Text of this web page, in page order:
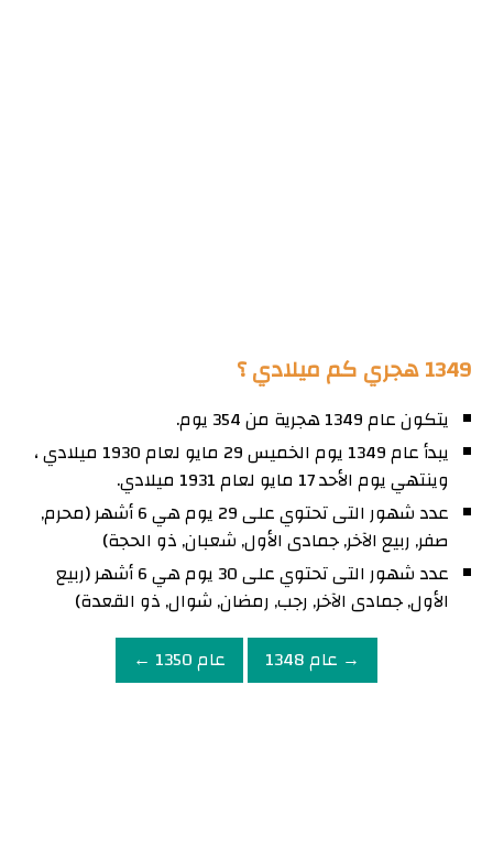
1349 هجري كم ميلادي ؟
يتكون عام 1349 هجرية من 354 يوم.
يبدأ عام 1349 يوم الخميس 29 مايو لعام 1930 ميلادي ،
وينتهي يوم الأحد 17 مايو لعام 1931 ميلادي.
عدد شهور التى تحتوي على 29 يوم هي 6 أشهر (محرم,
صفر, ربيع الآخر, جمادى الأول, شعبان, ذو الحجة)
عدد شهور التى تحتوي على 30 يوم هي 6 أشهر (ربيع
الأول, جمادى الآخر, رجب, رمضان, شوال, ذو القعدة)
→ عام 1348
عام 1350 ←